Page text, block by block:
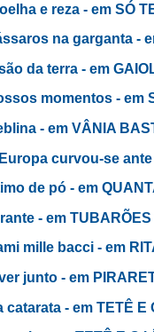
e reza - em SÓ
na garganta -
da terra - em
momentos - em
- em VÂNIA
curvou-se
de pó - em
- em
mille bacci - em
junto - em
catarata - em TETÊ E